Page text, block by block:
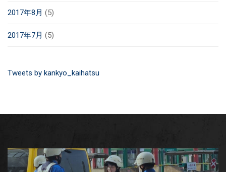
2017年8月 (5)
2017年7月 (5)
Tweets by kankyo_kaihatsu